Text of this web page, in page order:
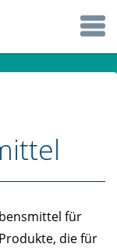
für
die für